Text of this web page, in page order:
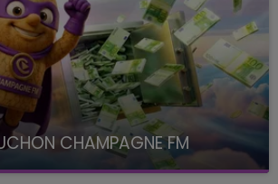
CHAMPAGNE FM
Champagne FM, à 8H10